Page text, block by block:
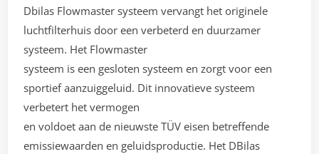
Dbilas Flowmaster systeem vervangt het originele
luchtfilterhuis door een verbeterd en duurzamer
systeem. Het Flowmaster
systeem is een gesloten systeem en zorgt voor een
sportief aanzuiggeluid. Dit innovatieve systeem
verbetert het vermogen
en voldoet aan de nieuwste TÜV eisen betreffende
emissiewaarden en geluidsproductie. Het DBilas